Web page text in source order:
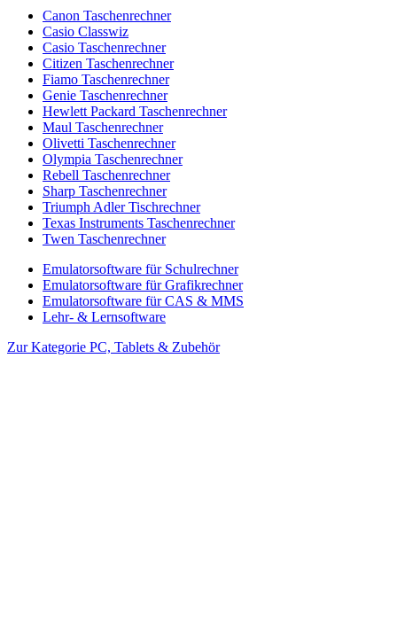
Canon Taschenrechner
Casio Classwiz
Casio Taschenrechner
Citizen Taschenrechner
Fiamo Taschenrechner
Genie Taschenrechner
Hewlett Packard Taschenrechner
Maul Taschenrechner
Olivetti Taschenrechner
Olympia Taschenrechner
Rebell Taschenrechner
Sharp Taschenrechner
Triumph Adler Tischrechner
Texas Instruments Taschenrechner
Twen Taschenrechner
Emulatorsoftware für Schulrechner
Emulatorsoftware für Grafikrechner
Emulatorsoftware für CAS & MMS
Lehr- & Lernsoftware
Zur Kategorie PC, Tablets & Zubehör